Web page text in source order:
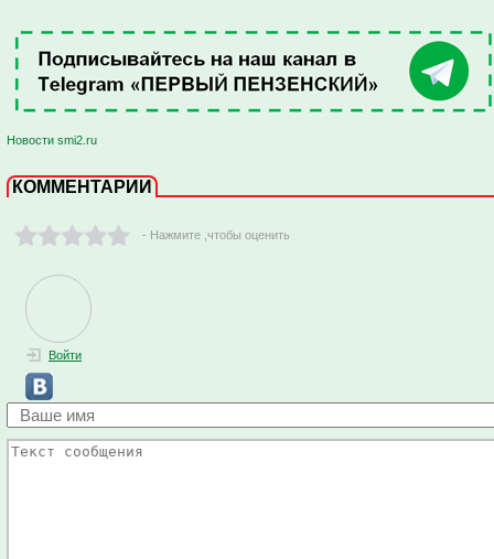
Новости smi2.ru
КОММЕНТАРИИ
- Нажмите ,чтобы оценить
Войти